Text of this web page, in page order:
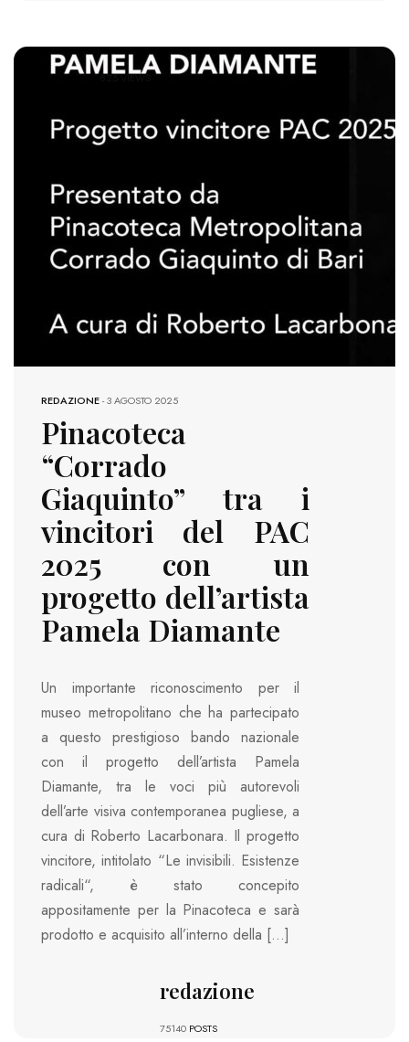
825 VIEWS
REDAZIONE-3 AGOSTO 2025
Pinacoteca
“Corrado
Giaquinto” tra i
vincitori del PAC
2025 con un
progetto dell’artista
Pamela Diamante
Un importante riconoscimento per il
museo metropolitano che ha partecipato
a questo prestigioso bando nazionale
con il progetto dell’artista Pamela
Diamante, tra le voci più autorevoli
dell’arte visiva contemporanea pugliese, a
cura di Roberto Lacarbonara. Il progetto
vincitore, intitolato “Le invisibili. Esistenze
radicali“, è stato concepito
appositamente per la Pinacoteca e sarà
prodotto e acquisito all’interno della […]
redazione
75140 POSTS